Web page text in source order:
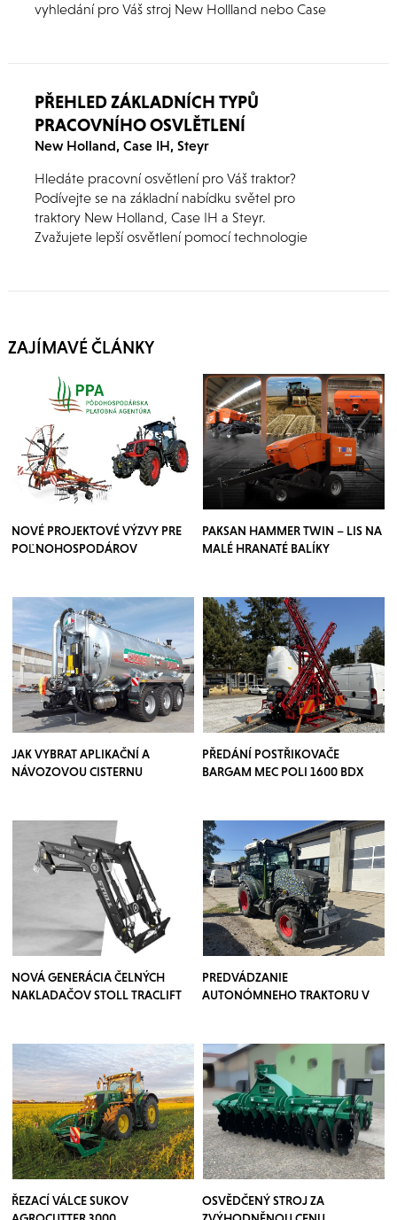
vyhledání pro Váš stroj New Hollland nebo Case
PŘEHLED ZÁKLADNÍCH TYPŮ
PRACOVNÍHO OSVLĚTLENÍ
New Holland, Case IH, Steyr
Hledáte pracovní osvětlení pro Váš traktor?
Podívejte se na základní nabídku světel pro
traktory New Holland, Case IH a Steyr.
Zvažujete lepší osvětlení pomocí technologie
ZAJÍMAVÉ ČLÁNKY
NOVÉ PROJEKTOVÉ VÝZVY PRE
POĽNOHOSPODÁROV
PAKSAN HAMMER TWIN – LIS NA
MALÉ HRANATÉ BALÍKY
JAK VYBRAT APLIKAČNÍ A
NÁVOZOVOU CISTERNU
PŘEDÁNÍ POSTŘIKOVAČE
BARGAM MEC POLI 1600 BDX
NOVÁ GENERÁCIA ČELNÝCH
NAKLADAČOV STOLL TRACLIFT
PREDVÁDZANIE
AUTONÓMNEHO TRAKTORU V
ŘEZACÍ VÁLCE SUKOV
OSVĚDČENÝ STROJ ZA